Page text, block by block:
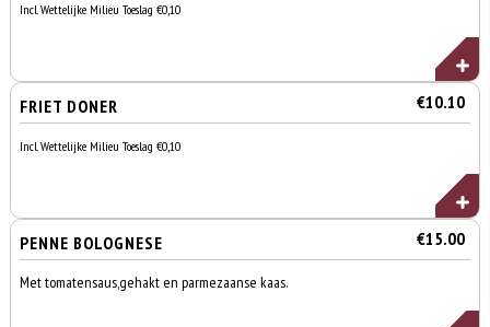
Incl. Wettelijke Milieu Toeslag €0,10
FRIET DONER €10.10
Incl. Wettelijke Milieu Toeslag €0,10
PENNE BOLOGNESE €15.00
Met tomatensaus,gehakt en parmezaanse kaas.